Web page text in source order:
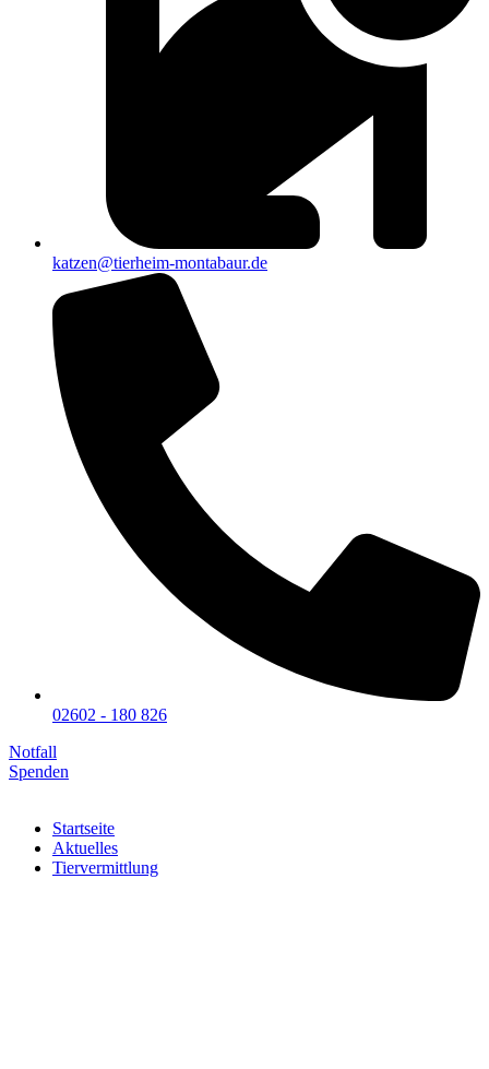
katzen@tierheim-montabaur.de
02602 - 180 826
Notfall
Spenden
Startseite
Aktuelles
Tiervermittlung